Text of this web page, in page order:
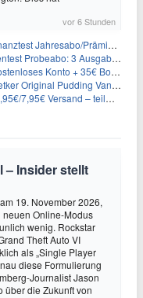
vor 6 Stunden
Prämienabo für 35€ + Buchprämie
3 Ausgaben gratis im Wert von 25,20€
Konto + 35€ Bonus
Pudding Vanille 22er-Pack für 2,97€
– teilweise selbstkündigend!
– Insider stellt
19. November 2026,
Online-Modus
wenig. Rockstar
Theft Auto VI
als „Single Player
diese Formulierung
Journalist Jason
über die Zukunft von